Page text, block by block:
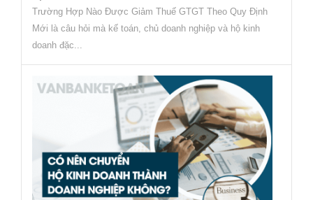
Trường Hợp Nào Được Giảm Thuế GTGT Theo Quy Định
Mới là câu hỏi mà kế toán, chủ doanh nghiệp và hộ kinh
doanh đặc...